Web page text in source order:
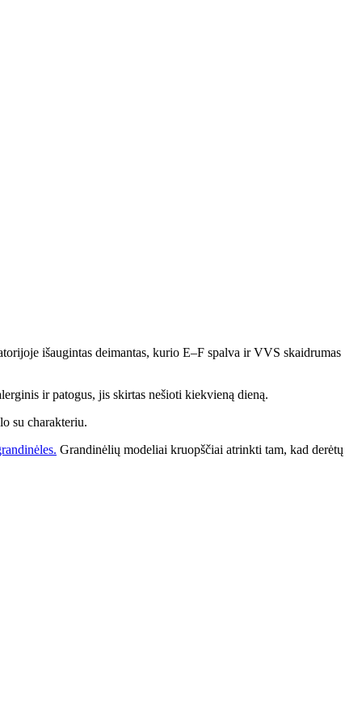
išaugintas deimantas, kurio E–F spalva ir VVS skaidrumas
ir patogus, jis skirtas nešioti kiekvieną dieną.
su charakteriu.
Grandinėlių modeliai kruopščiai atrinkti tam, kad derėtų